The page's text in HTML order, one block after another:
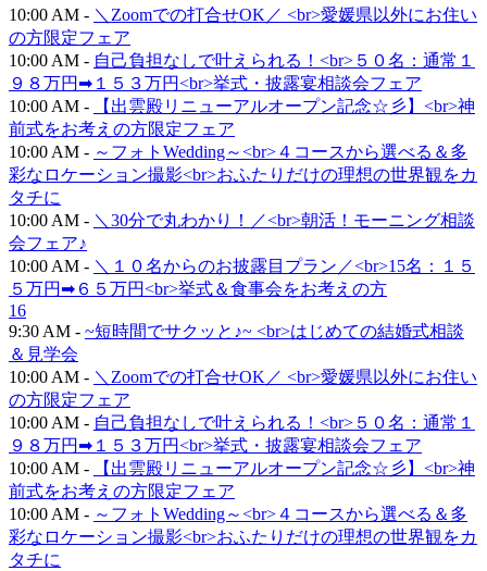
10:00 AM - ＼Zoomでの打合せOK／ <br>愛媛県以外にお住い
の方限定フェア
10:00 AM - 自己負担なしで叶えられる！<br>５０名：通常１
９８万円➡１５３万円<br>挙式・披露宴相談会フェア
10:00 AM -
【出雲殿リニューアルオープン記念☆彡】<br>神
前式をお考えの方限定フェア
10:00 AM - ～フォトWedding～<br>４コースから選べる＆多
彩なロケーション撮影<br>おふたりだけの理想の世界観をカ
タチに
10:00 AM - ＼30分で丸わかり！／<br>朝活！モーニング相談
会フェア♪
10:00 AM - ＼１０名からのお披露目プラン／<br>15名：１５
５万円➡６５万円<br>挙式＆食事会をお考えの方
16
9:30 AM - ~短時間でサクッと♪~ <br>はじめての結婚式相談
＆見学会
10:00 AM - ＼Zoomでの打合せOK／ <br>愛媛県以外にお住い
の方限定フェア
10:00 AM - 自己負担なしで叶えられる！<br>５０名：通常１
９８万円➡１５３万円<br>挙式・披露宴相談会フェア
10:00 AM -
【出雲殿リニューアルオープン記念☆彡】<br>神
前式をお考えの方限定フェア
10:00 AM - ～フォトWedding～<br>４コースから選べる＆多
彩なロケーション撮影<br>おふたりだけの理想の世界観をカ
タチに